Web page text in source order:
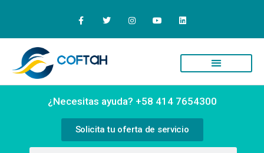
¿Necesitas ayuda? +58 414 7654300
Solicita tu oferta de servicio